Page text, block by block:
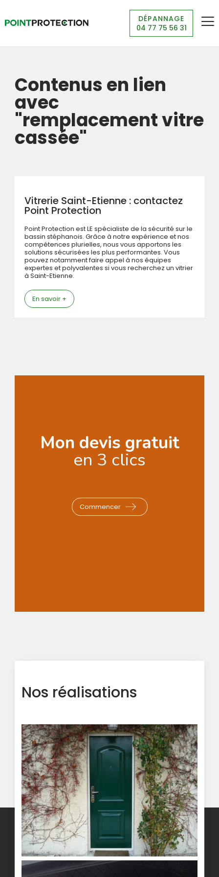
DÉPANNAGE
04 77 75 56 31
Contenus en lien
avec
"remplacement vitre
cassée"
Vitrerie Saint-Etienne : contactez
Point Protection
Point Protection est LE spécialiste de la sécurité sur le
bassin stéphanois. Grâce à notre expérience et nos
compétences plurielles, nous vous apportons les
solutions sécurisées les plus performantes. Vous
pouvez notamment faire appel à nos équipes
expertes et polyvalentes si vous recherchez un vitrier
à Saint-Etienne.
En savoir +
Mon devis gratuit
en 3 clics
Commencer
Nos réalisations